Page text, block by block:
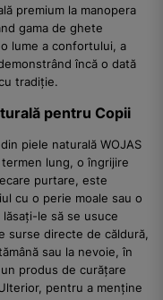
premium la manopera
gama de ghete
lume a confortului, a
încă o dată
tradiție.
pentru Copii
piele naturală WOJAS
lung, o îngrijire
purtare, este
cu o perie moale sau o
le să se usuce
surse directe de căldură,
sau la nevoie, în
produs de curățare
pentru a menține